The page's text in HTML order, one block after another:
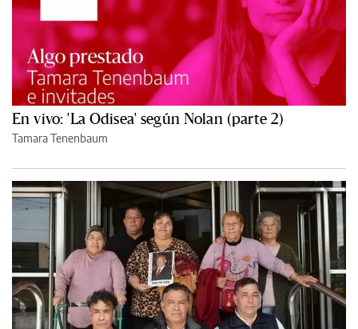
En vivo: 'La Odisea' según Nolan (parte 2)
Tamara Tenenbaum